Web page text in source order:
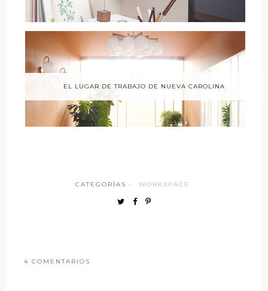
EL LUGAR DE TRABAJO DE NUEVA CAROLINA
CATEGORÍAS · WORKSPACE
4 COMENTARIOS